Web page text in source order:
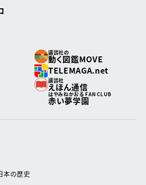
講談社の
動く図鑑MOVE
TELEMAGA.net
講談社
えほん通信
はやみねかおる FAN CLUB
赤い夢学園
本の歴史